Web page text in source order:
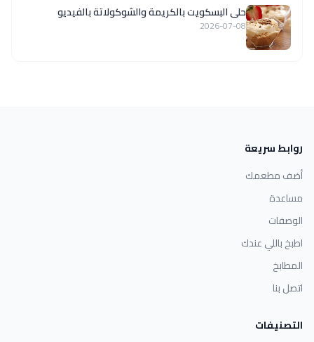
حلى البسكويت بالكريمة والشوكولاتة بالفيديو
2026-07-08
روابط سريعة
أضف مطعمك
مساعدة
الوصفات
اطبخ باللي عندك
المطابخ
اتصل بنا
التصنيفات